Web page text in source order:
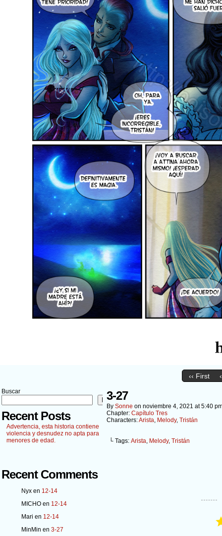
‹‹ First
Buscar
Buscar
Recent Posts
Advertencia, esta historia contiene
violencia y desnudez no apta para
menores de edad.
Recent Comments
Nyx en 12-14
MICHO en 12-14
Mari en 12-14
MinMin en 3-27
3-27
By Sonne on noviembre 4, 2021 at5:40
Chapter: Capítulo Tres
Characters:Arista, Melody, Tristán
└ Tags: Arista, Melody, Tristán